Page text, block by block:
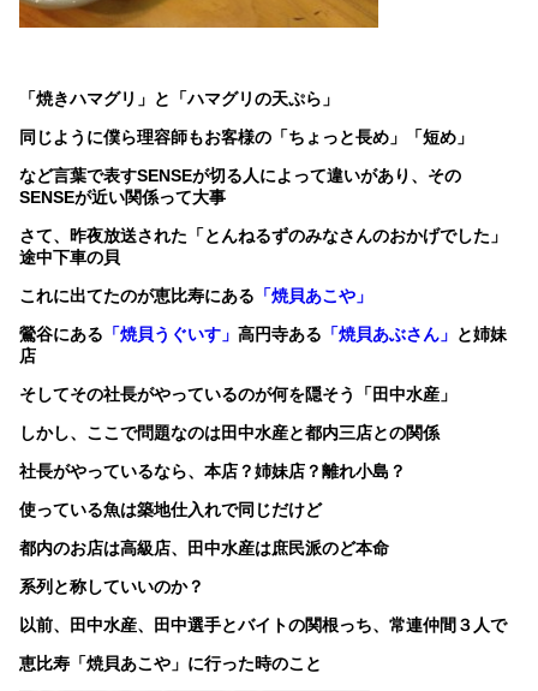
「焼きハマグリ」と「ハマグリの天ぷら」
同じように僕ら理容師もお客様の「ちょっと長め」「短め」
など言葉で表すSENSEが切る人によって違いがあり、その
SENSEが近い関係って大事
さて、昨夜放送された「とんねるずのみなさんのおかげでした」
途中下車の貝
これに出てたのが恵比寿にある 「焼貝あこや」
鶯谷にある 「焼貝うぐいす」 高円寺ある 「焼貝あぶさん」 と姉妹
店
そしてその社長がやっているのが何を隠そう「田中水産」
しかし、ここで問題なのは田中水産と都内三店との関係
社長がやっているなら、本店？姉妹店？離れ小島？
使っている魚は築地仕入れで同じだけど
都内のお店は高級店、田中水産は庶民派のど本命
系列と称していいのか？
以前、田中水産、田中選手とバイトの関根っち、常連仲間３人で
恵比寿「焼貝あこや」に行った時のこと